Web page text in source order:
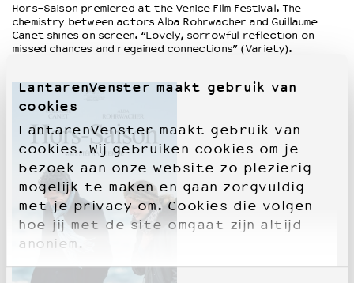
LantarenVenster maakt gebruik van
cookies
LantarenVenster maakt gebruik van
cookies. Wij gebruiken cookies om je
bezoek aan onze website zo plezierig
mogelijk te maken en gaan zorgvuldig
met je privacy om. Cookies die volgen
hoe jij met de site omgaat zijn altijd
anoniem.
Hors-Saison premiered at the Venice Film Festival. The
chemistry between actors Alba Rohrwacher and Guillaume
Canet shines on screen. “Lovely, sorrowful reflection on
missed chances and regained connections” (Variety).